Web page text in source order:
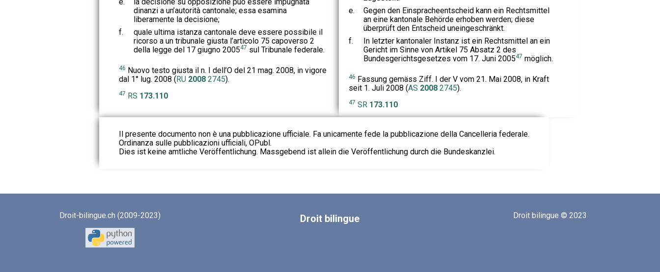
dinanzi a un’autorità cantonale; essa esamina
liberamente la decisione;
f.
quale ultima istanza cantonale deve essere possibile il
ricorso a un tribunale giusta l’articolo 75 capoverso 2
della legge del 17 giugno 200547 sul Tribunale federale.
46 Nuovo testo giusta il n. I dell’O del 21 mag. 2008, in vigore
dal 1° lug. 2008 (RU 20082745).
47 RS 173.110
e.
Gegen den Einspracheentscheid kann ein Rechtsmittel
an eine kantonale Behörde erhoben werden; diese
überprüft den Entscheid uneingeschränkt.
f.
In letzter kantonaler Instanz ist ein Rechtsmittel an ein
Gericht im Sinne von Artikel 75 Absatz 2 des
Bundesgerichtsgesetzes vom 17. Juni 200547 möglich.
46 Fassung gemäss Ziff. I der V vom 21. Mai 2008, in Kraft
seit 1. Juli 2008 (AS 20082745).
47 SR 173.110
Il presente documento non è una pubblicazione ufficiale. Fa unicamente fede la pubblicazione della Cancelleria federale.
Ordinanza sulle pubblicazioni ufficiali, OPubl.
Dies ist keine amtliche Veröffentlichung. Massgebend ist allein die Veröffentlichung durch die Bundeskanzlei.
Droit-bilingue.ch (2009-2023) Droit bilingue Droit bilingue © 2023